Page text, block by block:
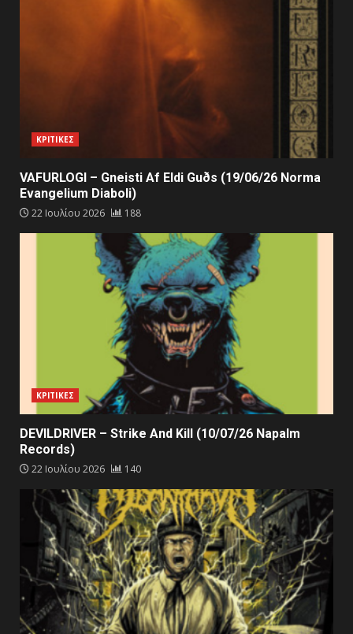
ΚΡΙΤΙΚΕΣ
VAFURLOGI – Gneisti Af Eldi Guðs (19/06/26 Norma
Evangelium Diaboli)
22 Ιουλίου 2026 188
ΚΡΙΤΙΚΕΣ
DEVILDRIVER – Strike And Kill (10/07/26 Napalm
Records)
22 Ιουλίου 2026 140